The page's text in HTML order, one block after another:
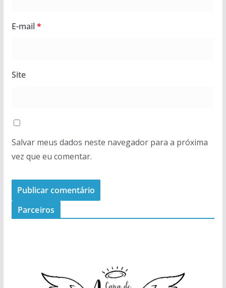
E-mail*
Site
Salvar meus dados neste navegador para a próxima
vez que eu comentar.
Parceiros